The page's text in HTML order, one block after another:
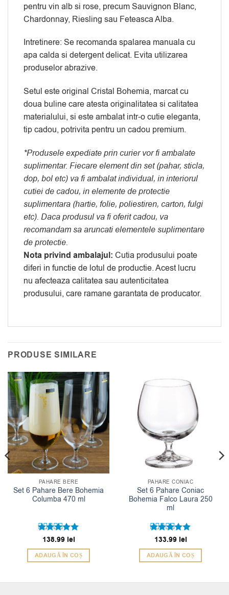
pentru vin alb si rose, precum Sauvignon Blanc,
Chardonnay, Riesling sau Feteasca Alba.
Intretinere: Se recomanda spalarea manuala cu
apa calda si detergent delicat. Evita utilizarea
produselor abrazive.
Setul este original Cristal Bohemia, marcat cu
doua buline care atesta originalitatea si calitatea
materialului, si este ambalat intr-o cutie eleganta,
tip cadou, potrivita pentru un cadou premium.
*Produsele expediate prin curier vor fi ambalate
suplimentar. Fiecare element din set (pahar, sticla,
dop, bol etc) va fi ambalat individual, in interiorul
cutiei de cadou, in elemente de protectie
suplimentara (hartie, folie, poliestiren, carton, fulgi
etc). Daca produsul va fi oferit cadou, va
recomandam sa aruncati elementele suplimentare
de protectie.
Nota privind ambalajul: Cutia produsului poate
diferi in functie de lotul de productie. Acest lucru
nu afecteaza calitatea sau autenticitatea
produsului, care ramane garantata de producator.
PRODUSE SIMILARE
PAHARE BERE
Set 6 Pahare Bere Bohemia
Columba 470 ml
Evaluat la
5din 5
138.99 lei
ADAUGĂ ÎN COȘ
PAHARE CONIAC
Set 6 Pahare Coniac
Bohemia Falco Laura 250
ml
Evaluat la
5din 5
133.99 lei
ADAUGĂ ÎN COȘ